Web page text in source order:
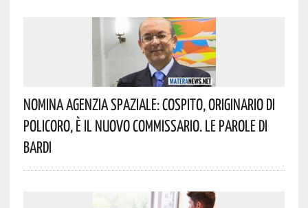
Nomina Agenzia Spaziale: Cospito, Originario Di
Policoro, È Il Nuovo Commissario. Le Parole Di
Bardi